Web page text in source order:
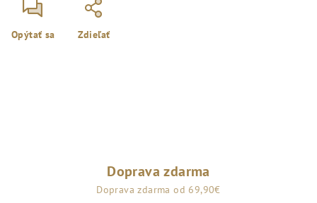
Opýtať sa Zdieľať
Doprava zdarma
Doprava zdarma od 69,90€